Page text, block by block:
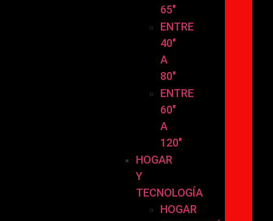
65″
ENTRE
40″
A
80″
ENTRE
60″
A
120″
HOGAR
Y
TECNOLOGÍA
HOGAR